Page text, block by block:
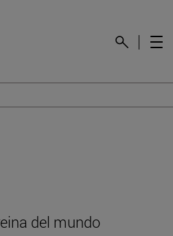
del mundo